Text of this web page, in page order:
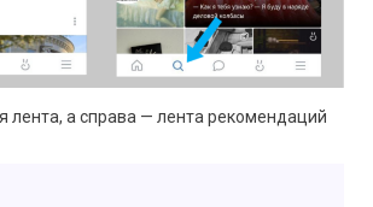
лента, а справа — лента рекомендаций